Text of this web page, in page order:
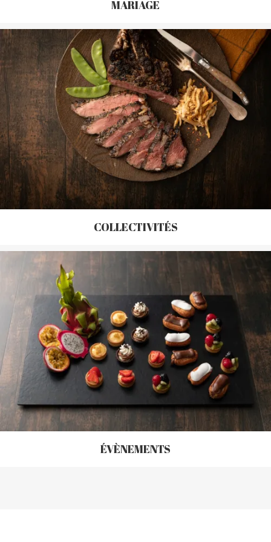
MARIAGE
COLLECTIVITÉS
ÉVÈNEMENTS